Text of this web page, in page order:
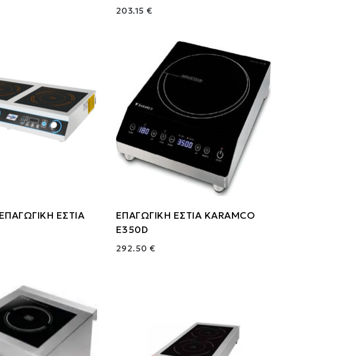
203.15 €
ΕΣΤΙΑ
ΕΠΑΓΩΓΙΚΗ ΕΣΤΙΑ KARAMCO
E350D
292.50 €